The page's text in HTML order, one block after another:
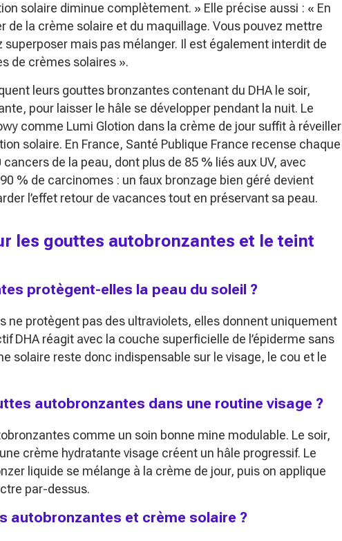
solaire diminue complètement. » Elle précise aussi : « En
de la crème solaire et du maquillage. Vous pouvez mettre
mais pas mélanger. Il est également interdit de
de crèmes solaires ».
leurs gouttes bronzantes contenant du DHA le soir,
pour laisser le hâle se développer pendant la nuit. Le
comme Lumi Glotion dans la crème de jour suffit à réveiller
solaire. En France, Santé Publique France recense chaque
de la peau, dont plus de 85 % liés aux UV, avec
% de carcinomes : un faux bronzage bien géré devient
l’effet retour de vacances tout en préservant sa peau.
les gouttes autobronzantes et le teint
protègent-elles la peau du soleil ?
ne protègent pas des ultraviolets, elles donnent uniquement
DHA réagit avec la couche superficielle de l’épiderme sans
solaire reste donc indispensable sur le visage, le cou et le
autobronzantes dans une routine visage ?
comme un soin bonne mine modulable. Le soir,
crème hydratante visage créent un hâle progressif. Le
liquide se mélange à la crème de jour, puis on applique
par-dessus.
autobronzantes et crème solaire ?